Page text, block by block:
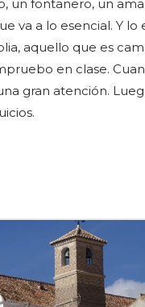
un fontanero, un
va a lo esencial. Y
aquello que es
en clase.
gran atención.